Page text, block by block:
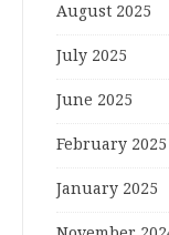
August 2025
July 2025
June 2025
February 2025
January 2025